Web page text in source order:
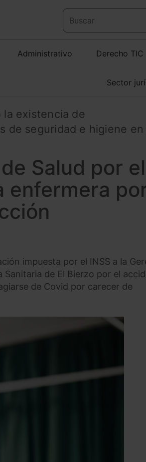
Administrativo Derecho TIC
Sector
la existencia de
de seguridad e higiene en
Salud por el
enfermera
impuesta por el INSS a la
Sanitaria de El Bierzo por el
de Covid por carecer de